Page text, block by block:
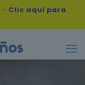
- Clic aquí para